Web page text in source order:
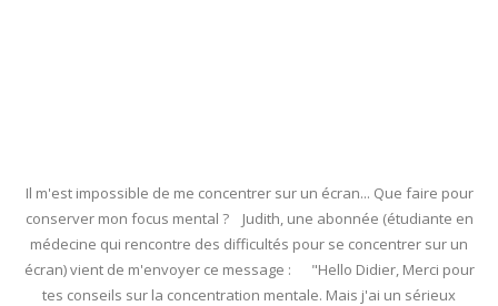
Il m'est impossible de me concentrer sur un écran... Que faire pour
conserver mon focus mental ? Judith, une abonnée (étudiante en
médecine qui rencontre des difficultés pour se concentrer sur un
écran) vient de m'envoyer ce message : "Hello Didier, Merci pour
tes conseils sur la concentration mentale. Mais j'ai un sérieux